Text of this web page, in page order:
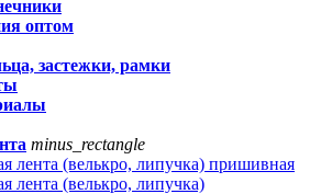
оптом
застежки, рамки
minus_rectangle
лента (велькро, липучка) пришивная
лента (велькро, липучка)